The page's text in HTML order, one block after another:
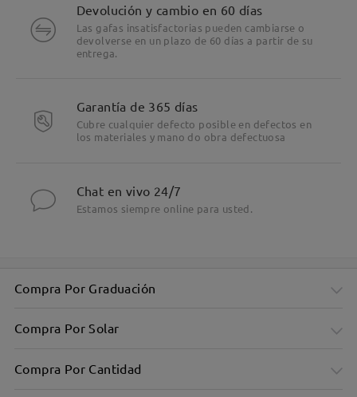
Devolución y cambio en 60 días
Las gafas insatisfactorias pueden cambiarse o
devolverse en un plazo de 60 días a partir de su
entrega.
Garantía de 365 días
Cubre cualquier defecto posible en defectos en
los materiales y mano do obra defectuosa
Chat en vivo 24/7
Estamos siempre online para usted.
Compra Por Graduación
Compra Por Solar
Compra Por Cantidad